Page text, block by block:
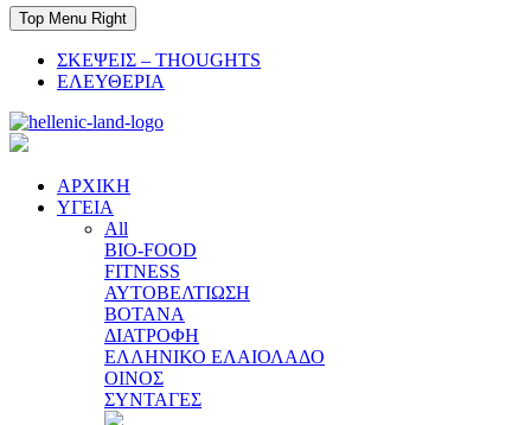
Top Menu Right
ΣΚΕΨΕΙΣ – THOUGHTS
ΕΛΕΥΘΕΡΙΑ
ΑΡΧΙΚΗ
ΥΓΕΙΑ
All
BIO-FOOD
FITNESS
ΑΥΤΟΒΕΛΤΙΩΣΗ
ΒΟΤΑΝΑ
ΔΙΑΤΡΟΦΗ
ΕΛΛΗΝΙΚΟ ΕΛΑΙΟΛΑΔΟ
ΟΙΝΟΣ
ΣΥΝΤΑΓΕΣ